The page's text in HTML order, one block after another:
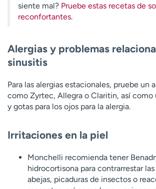
siente mal? Pruebe estas recetas de
reconfortantes.
Alergias y problemas
sinusitis
Para las alergias estacionales, pruebe un
como Zyrtec, Allegra o Claritin, así como
y gotas para los ojos para la alergia.
Irritaciones en la piel
Monchelli recomienda tener
hidrocortisona para contrarrestar
abejas, picaduras de insectos o